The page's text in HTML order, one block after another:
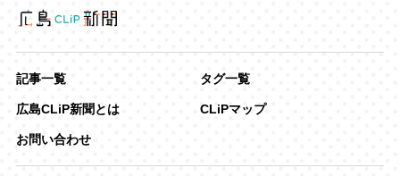
記事一覧 タグ一覧
広島CLiP新聞とは CLiPマップ
お問い合わせ